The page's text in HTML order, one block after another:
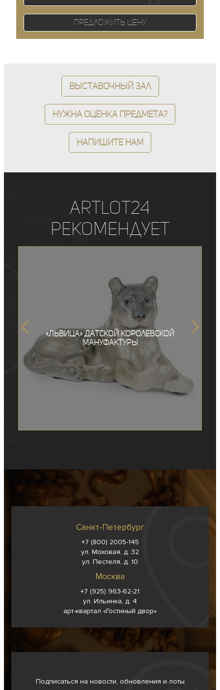
Предложить цену
Выставочный зал
Нужна оценка предмета?
Напишите нам
ArtLot24
рекомендует
«Львица» Датской королевской
мануфактуры
Санкт-Петербург
+7 (800) 2005-145
ул. Моховая, д. 32
ул. Пестеля, д. 10
Москва
+7 (925) 963-62-21
ул. Ильинка, д. 4
арт-квартал «Гостиный двор»
Подписаться на новости, обновления и лоты